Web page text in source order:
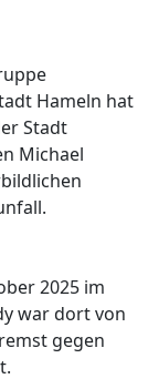
Hameln hat
Stadt
Michael
2025 im
war dort von
gegen